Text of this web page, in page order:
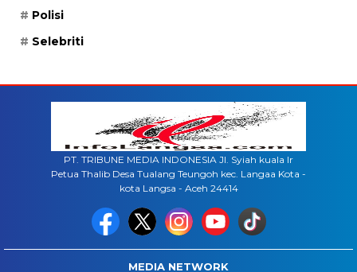
Polisi
Selebriti
PT. TRIBUNE MEDIA INDONESIA Jl. Syiah kuala lr
Petua Thalib Desa Tualang Teungoh kec. Langaa Kota -
kota Langsa - Aceh 24414
MEDIA NETWORK